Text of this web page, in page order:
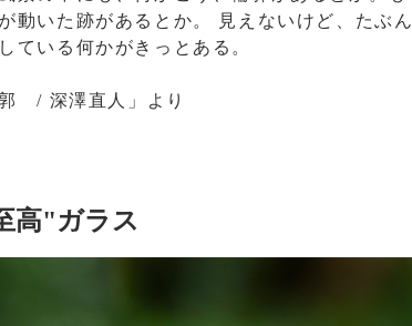
動いた跡があるとか。 見えないけど、たぶん
ている何かがきっとある。
郭 / 深澤直人」より
高"ガラス